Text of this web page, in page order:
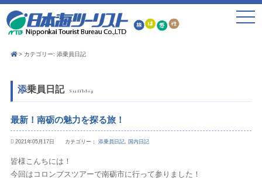
toggle
カテゴリー: 添乗員日記
添乗員日記 Staffblog
最新！南砺の魅力を探る旅！
2021年05月17日 カテゴリー： 添乗員日記, 国内日記
皆様こんちには！
今回はコロンブスツアーで南砺市に行って参りました！